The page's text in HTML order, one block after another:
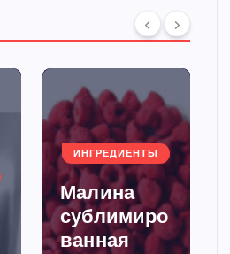
ИНГРЕДИЕНТЫ
Малина
сублимиро
ванная